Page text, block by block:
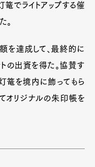
でライトアップする催
。
を達成して、最終的に
の出資を得た。協賛す
篭を境内に飾ってもら
オリジナルの朱印帳を